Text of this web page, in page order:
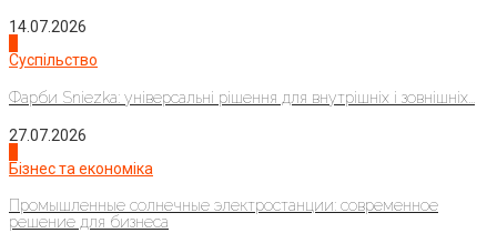
14.07.2026
Суспільство
Фарби Sniezka: універсальні рішення для внутрішніх і зовнішніх...
27.07.2026
Бізнес та економіка
Промышленные солнечные электростанции: современное
решение для бизнеса